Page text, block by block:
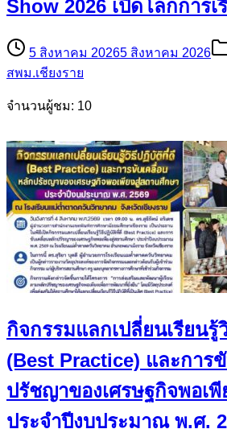
Show 2026 เปิดโลกการ
5 สิงหาคม 20265 สิงหาคม 2026
สพม.เชียงราย
จำนวนผู้ชม: 10
กิจกรรมแลกเปลี่ยนเรียน
(Best Practice) และการ
ปรัชญาของเศรษฐกิจพอเ
ประจำปีงบประมาณ พ.ศ.